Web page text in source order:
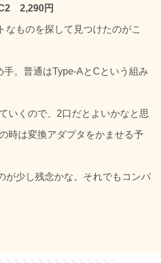
2,290円
なものを探して見つけたのがこ
手。普通はType-AとCという組み
いくので、2口だとよいかなと思
時は変換アダプタをかませる予
が少し残念かな。それでもコンパ